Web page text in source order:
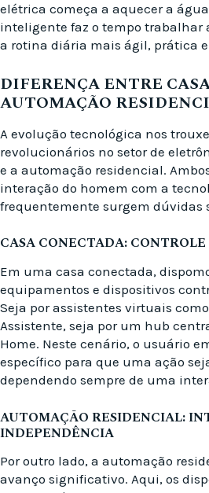
elétrica começa a aquecer a
inteligente faz o tempo trabalhar
a rotina diária mais ágil, prática
DIFERENÇA ENTRE
AUTOMAÇÃO
A evolução tecnológica nos
revolucionários no setor de
e a automação residencial.
interação do homem com a
frequentemente surgem dúvidas
CASA CONECTADA:
Em uma casa conectada,
equipamentos e dispositivos
Seja por assistentes virtuais
Assistente, seja por um hub
Home. Neste cenário, o usuário
específico para que uma ação
dependendo sempre de uma
AUTOMAÇÃO RESIDENCIAL:
INDEPENDÊNCIA
Por outro lado, a automação
avanço significativo. Aqui, os